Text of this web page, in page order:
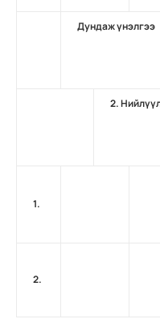
Дундаж үнэлгээ
2.
1.
2.